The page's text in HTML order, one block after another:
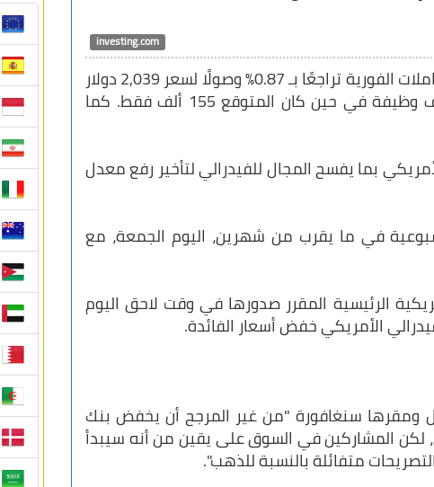
investing.com
تراجعت أسعار الذهب ليسجل الذهب في المعاملات الفورية تراجعًا بـ 0.87% وصولًا لسعر 2,039 دولار
للأوقية، وذلك عقب تسجيل الوظائف 353 ألف وظيفة في حين كان المتوقع 155 ألف فقط. كما
بما يفسح المجال للفيدرالي لتأخير رفع معدل
في ما يقرب من شهرين، اليوم الجمعة، مع
الرئيسية المقرر صدورها في وقت لاحق اليوم
الأمريكي خفض أسعار الفائدة.
ومقرها سنغافورة "من غير المرجح أن يخفض بنك
لكن المشاركين في السوق على يقين من أنه سيبدأ
متفائلة بالنسبة للذهب".